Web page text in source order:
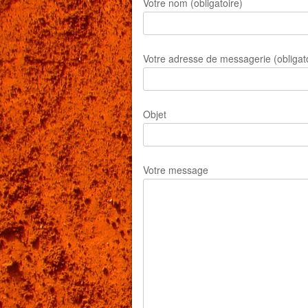
Votre adresse de messagerie
Objet
Votre message